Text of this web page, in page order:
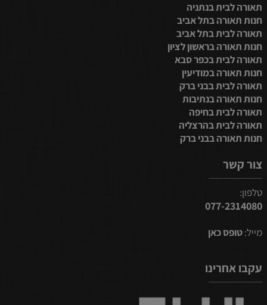
תאורה לבית בנתניה
חנות תאורה בתל אביב
תאורה לבית בתל אביב
חנות תאורה בראשון לציון
תאורה לבית בכפר סבא
חנות תאורה במודיעין
תאורה לבית בבני ברק
חנות תאורה בנתיבות
תאורה לבית בחיפה
תאורה לבית בהרצליה
חנות תאורה בבני ברק
צור קשר
טלפון:
077-2314080
מייל:טופס כאן
עקבו אחרינו